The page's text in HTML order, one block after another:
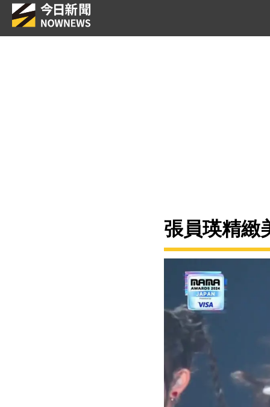
張員瑛精緻